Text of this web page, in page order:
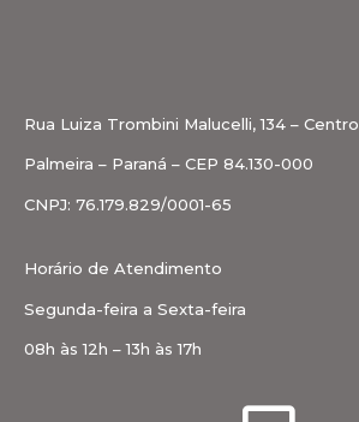
Rua Luiza Trombini Malucelli, 134 – Centro
Palmeira – Paraná – CEP 84.130-000
CNPJ: 76.179.829/0001-65
Horário de Atendimento
Segunda-feira a Sexta-feira
08h às 12h – 13h às 17h